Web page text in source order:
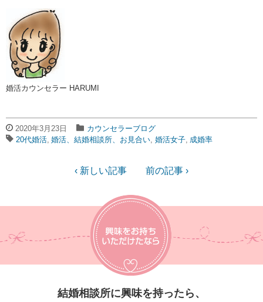
婚活カウンセラー HARUMI
2020年3月23日
カウンセラーブログ
20代婚活 婚活、結婚相談所、お見合い 婚活女子 成婚率
‹ 新しい記事 前の記事 ›
結婚相談所に興味を持ったら、